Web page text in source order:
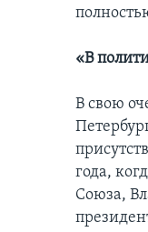
«В
В свою
года,
Союза,